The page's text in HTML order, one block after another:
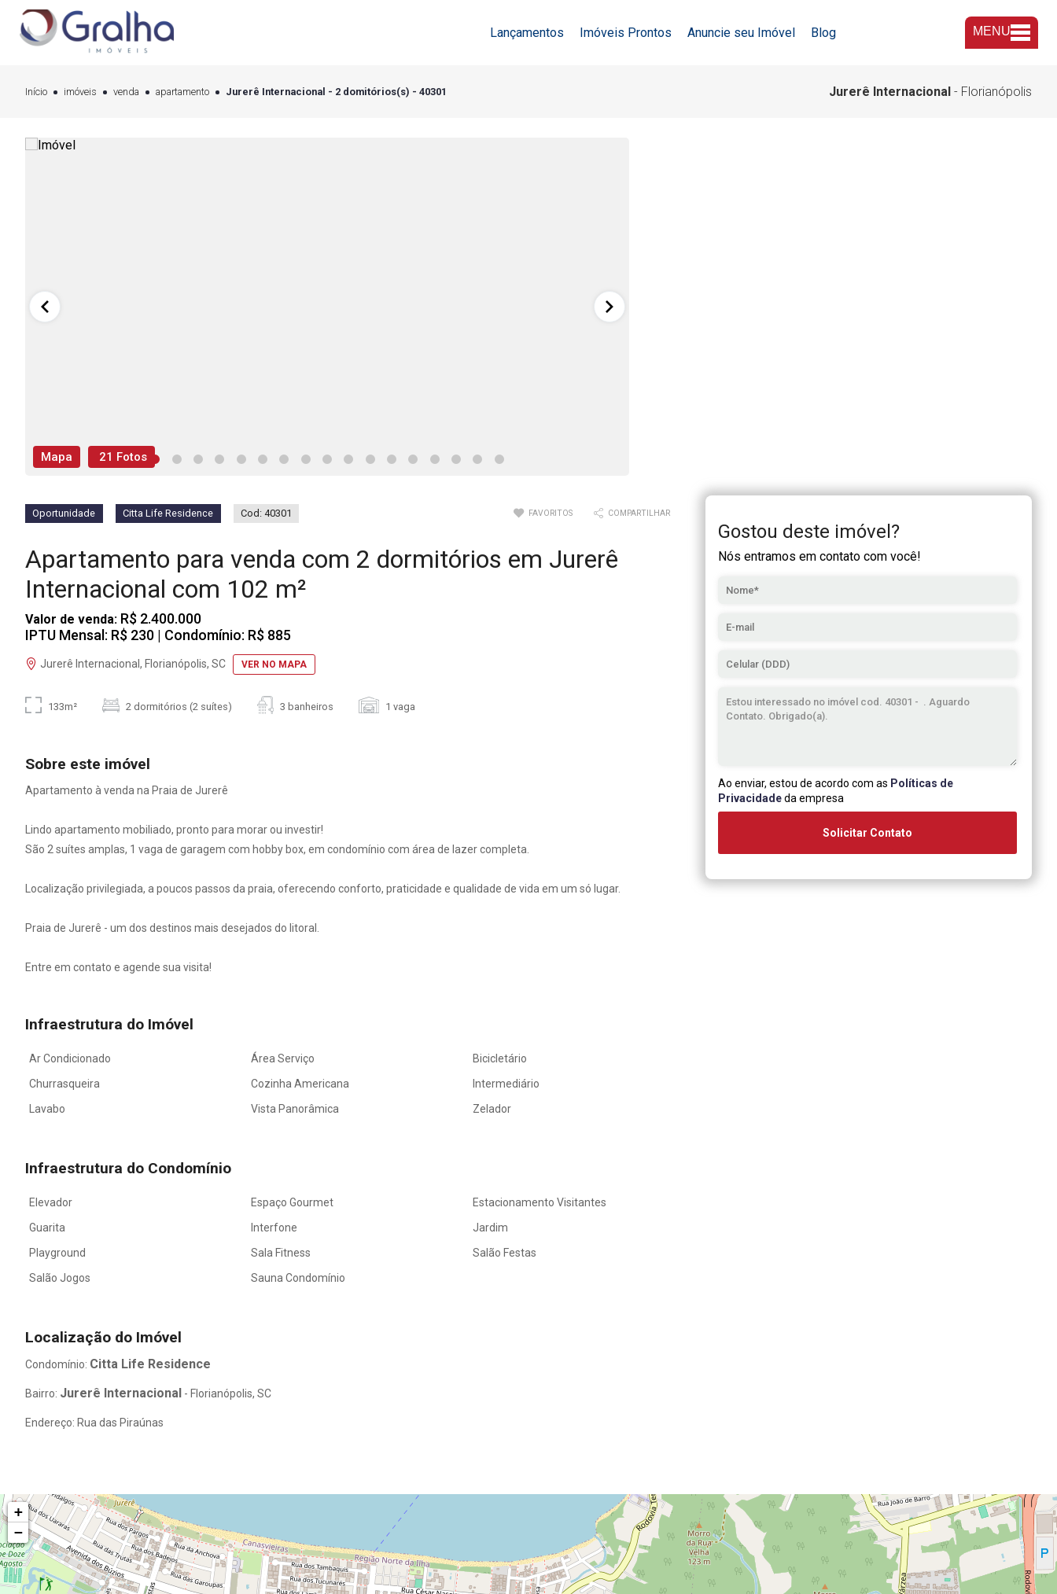
Lançamentos Imóveis Prontos Anuncie seu Imóvel Blog MENU
Início imóveis venda apartamento Jurerê Internacional - 2 domitórios(s) - 40301 Jurerê Internacional - Florianópolis
Mapa 21 Fotos
Oportunidade Citta Life Residence Cod: 40301 FAVORITOS COMPARTILHAR
Apartamento para venda com 2 dormitórios em Jurerê
Internacional com 102 m²
Valor de venda: R$ 2.400.000
IPTU Mensal: R$ 230 | Condomínio: R$ 885
Jurerê Internacional, Florianópolis, SC VER NO MAPA
133m² 2 dormitórios (2 suítes) 3 banheiros 1 vaga
Sobre este imóvel
Apartamento à venda na Praia de Jurerê
Lindo apartamento mobiliado, pronto para morar ou investir!
São 2 suítes amplas, 1 vaga de garagem com hobby box, em condomínio com área de lazer completa.
Localização privilegiada, a poucos passos da praia, oferecendo conforto, praticidade e qualidade de vida em um só lugar.
Praia de Jurerê - um dos destinos mais desejados do litoral.
Entre em contato e agende sua visita!
Infraestrutura do Imóvel
Ar Condicionado Área Serviço
Bicicletário
Churrasqueira
Cozinha Americana
Intermediário
Lavabo
Vista Panorâmica Zelador
Infraestrutura do Condomínio
Elevador Espaço Gourmet
Estacionamento Visitantes
Guarita
Interfone
Jardim
Playground
Sala Fitness
Salão Festas
Salão Jogos
Sauna Condomínio
Localização do Imóvel
Condomínio: Citta Life Residence
Bairro: Jurerê Internacional - Florianópolis, SC
Endereço: Rua das Piraúnas
Gostou deste imóvel?
Nós entramos em contato com você!
Ao enviar, estou de acordo com as Políticas de
Privacidadeda empresa
Solicitar Contato
+
−